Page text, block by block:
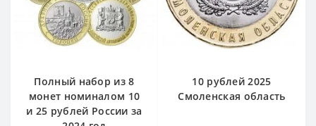
Полный набор из 8
монет номиналом 10
и 25 рублей России за
10 рублей 2025
Смоленская область